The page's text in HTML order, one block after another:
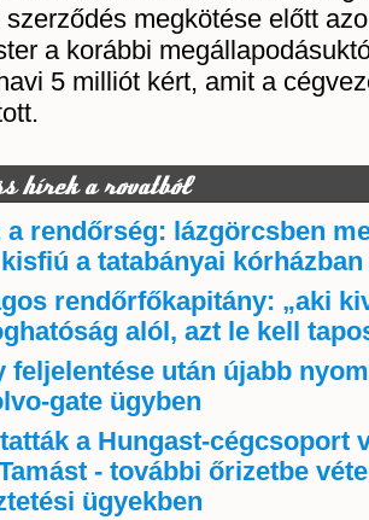
megkötése előtt
a korábbi
5 milliót kért, amit a
hírek a rovatból
a rendőrség: lázgörcsben
a tatabányai kórházban
rendőrfőkapitány: „aki
alól, azt le kell
feljelentése után újabb
gate ügyben
a Hungast-cégcsoport
- további őrizetbe
ügyekben